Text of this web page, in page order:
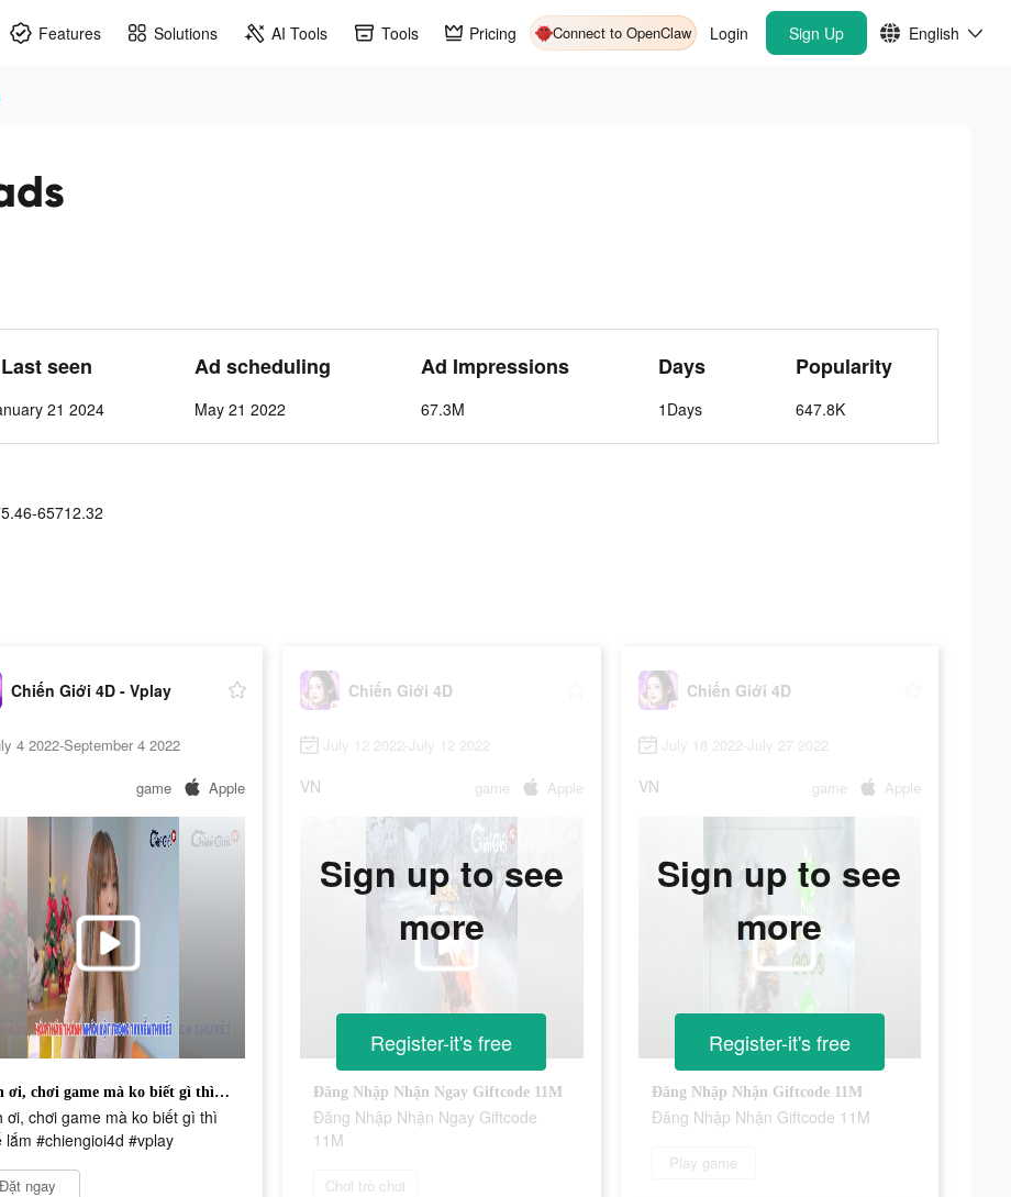
Features Solutions AI Tools Tools Pricing Connect to OpenClaw Login Sign Up English
seen
21 2024
Ad scheduling
May 21 2022
Ad Impressions
67.3M
Days
1Days
Popularity
647.8K
65712.32
Chiến Giới 4D - Vplay
4 2022-September 4 2022
game Apple
Anh ơi, chơi game mà ko biết gì thì phế lắm #chiengioi4d #vplay
ơi, chơi game mà ko biết gì thì
lắm #chiengioi4d #vplay
Đặt ngay
Chiến Giới 4D
July 12 2022-July 12 2022
VN game Apple
Đăng Nhập Nhận Ngay Giftcode 11M
Đăng Nhập Nhận Ngay Giftcode
11M
Chơi trò chơi
Sign up to see
more
Register-it's free
Chiến Giới 4D
July 18 2022-July 27 2022
VN game Apple
Đăng Nhập Nhận Giftcode 11M
Đăng Nhập Nhận Giftcode 11M
Play game
Sign up to see
more
Register-it's free